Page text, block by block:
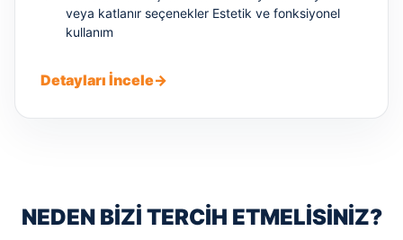
veya katlanır seçenekler Estetik ve fonksiyonel
kullanım
Detayları İncele→
NEDEN BIZI TERCIH ETMELISINIZ?